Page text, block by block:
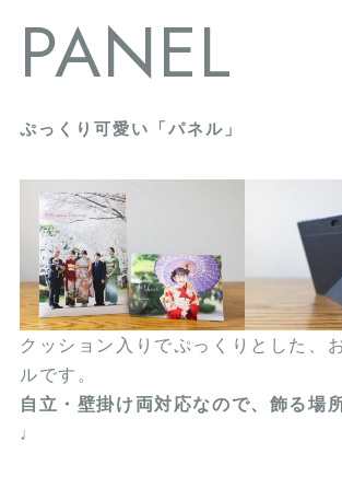
PANEL
ぷっくり可愛い「パネル」
クッション入りでぷっくりとした、
ルです。
自立・壁掛け両対応なので、飾る場
♩